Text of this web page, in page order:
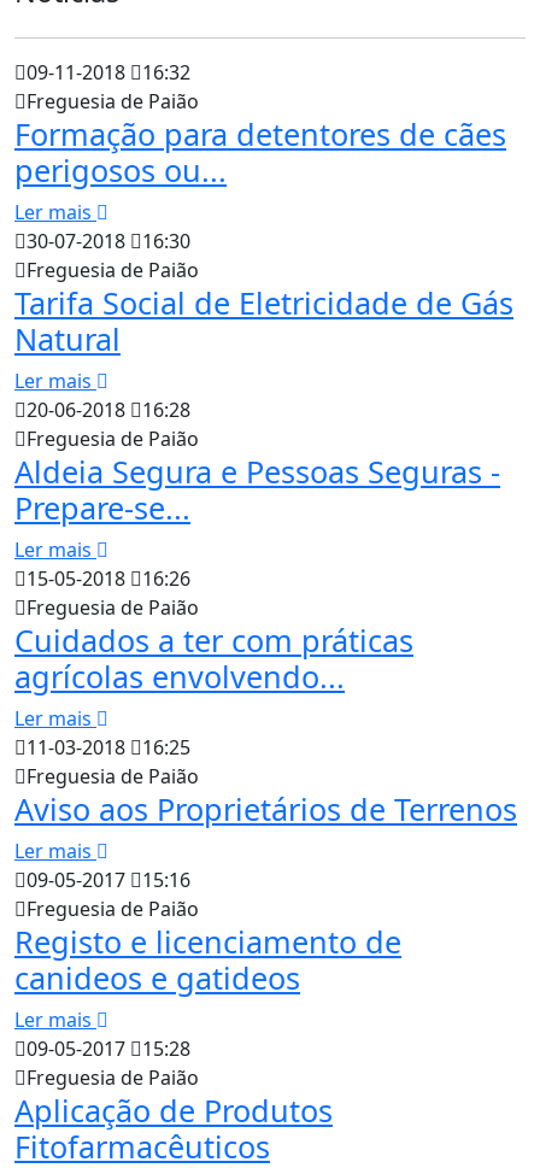
09-11-2018
16:32
Freguesia de Paião
Formação para detentores de cães
perigosos ou...
Ler mais
30-07-2018
16:30
Freguesia de Paião
Tarifa Social de Eletricidade de Gás
Natural
Ler mais
20-06-2018
16:28
Freguesia de Paião
Aldeia Segura e Pessoas Seguras -
Prepare-se...
Ler mais
15-05-2018
16:26
Freguesia de Paião
Cuidados a ter com práticas
agrícolas envolvendo...
Ler mais
11-03-2018
16:25
Freguesia de Paião
Aviso aos Proprietários de Terrenos
Ler mais
09-05-2017
15:16
Freguesia de Paião
Registo e licenciamento de
canideos e gatideos
Ler mais
09-05-2017
15:28
Freguesia de Paião
Aplicação de Produtos
Fitofarmacêuticos